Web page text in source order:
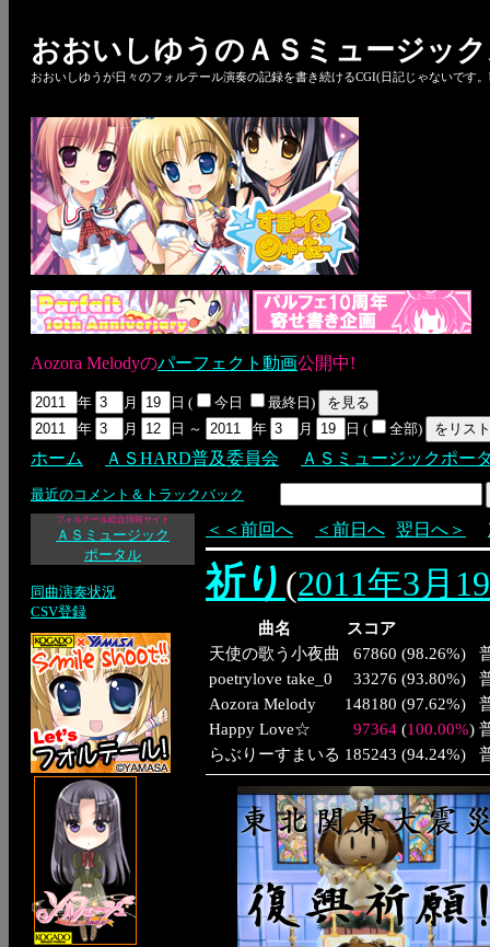
おおいしゆうのＡＳミュージッ
おおいしゆうが日々のフォルテール演奏の記録を書き続けるCGI(日記じゃないです
Aozora Melodyのパーフェクト動画公開中!
年 月 日 ( 今日
最終日)
年
月 日 ～ 年 月 日 ( 全部)
ホーム ＡＳHARD普及委員会 ＡＳミュージックポー
最近のコメント＆トラックバック
フォルテール総合情報サイト
ＡＳミュージック
ポータル
同曲演奏状況
CSV登録
＜＜前回へ ＜前日へ 翌日へ＞
祈り (2011年3月
曲名
スコア
天使の歌う小夜曲
67860 (98.26%)
poetrylove take_0
33276 (93.80%)
Aozora Melody
148180 (97.62%)
Happy Love☆
97364 (100.00%)
らぶりーすまいる 185243 (94.24%)